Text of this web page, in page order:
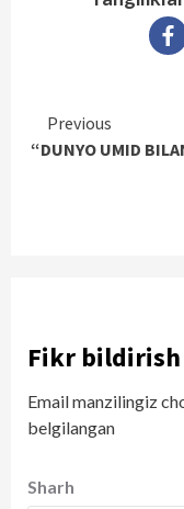
Continue
Reading
Previous
“DUNYO UMID
Fikr bildirish
Email manzilingiz
belgilangan
Sharh